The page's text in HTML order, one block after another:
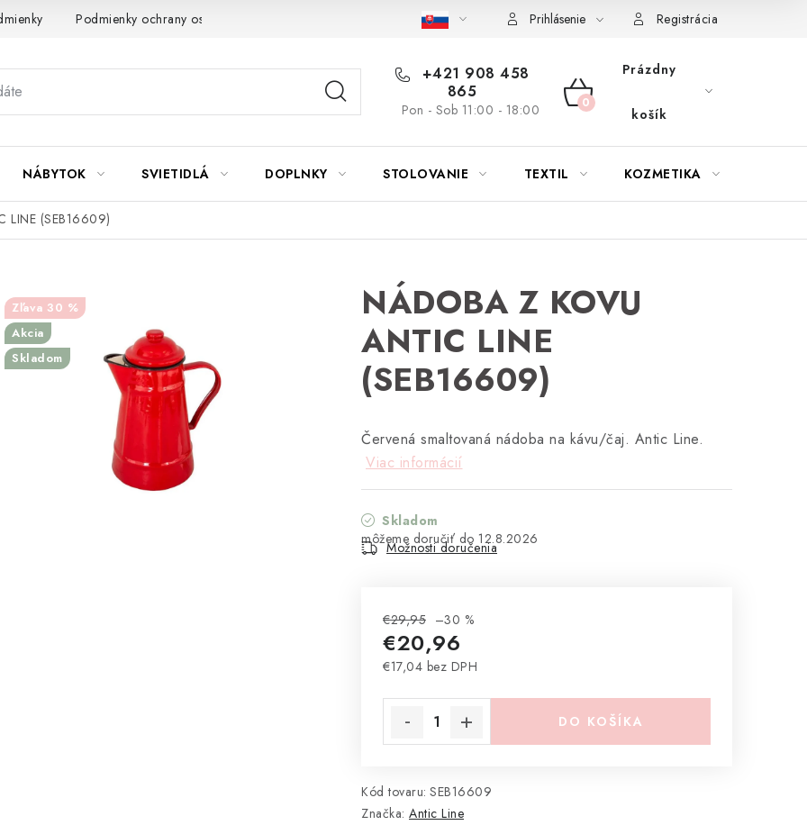
Podmienky ochrany osobných údajov Návod na údržbu nábytku Reklamačný poriadok Pravidlá zliav a akcií
Prihlásenie Registrácia
+421 908 458
865
Pon - Sob 11:00 - 18:00
NÁKUPNÝ
Prázdny
košík
NÁBYTOK SVIETIDLÁ DOPLNKY STOLOVANIE TEXTIL KOZMETIKA
LINE (SEB16609)
NÁDOBA Z KOVU
ANTIC LINE
(SEB16609)
Červená smaltovaná nádoba na kávu/čaj. Antic Line.
Viac informácií
Skladom
12.8.2026
Možnosti doručenia
€29,95 –30 %
€20,96
€17,04 bez DPH
DO KOŠÍKA
Kód tovaru: SEB16609
Značka: Antic Line
30 %
Akcia
Skladom